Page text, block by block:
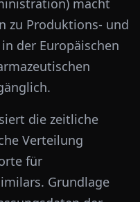
macht
zu Produktions- und
der Europäischen
die zeitliche
Verteilung
für
Grundlage